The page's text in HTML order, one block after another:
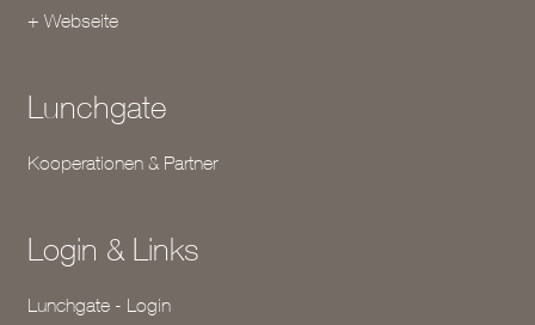
+ Webseite
Lunchgate
Kooperationen & Partner
Login & Links
Lunchgate - Login